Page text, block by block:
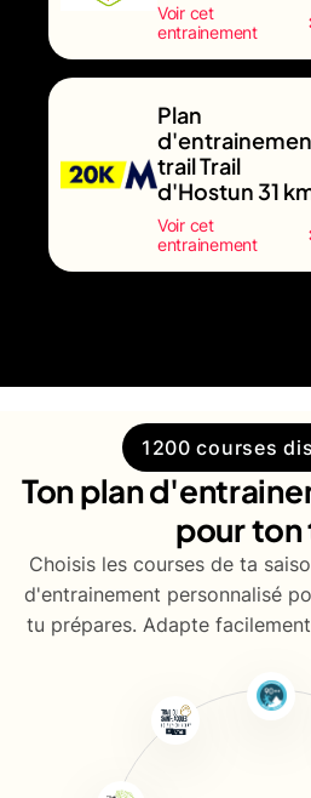
Voir cet
entrainement
Plan
trail Trail
d'Hostun 31
Voir cet
entrainement
1200 courses
Ton plan
pour ton
Choisis les courses de ta
d'entrainement personnalisé
tu prépares. Adapte